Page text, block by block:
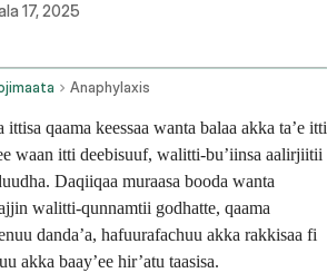
17, 2025
Anaphylaxis
qaama keessaa wanta balaa akka ta’e itti
waan itti deebisuuf, walitti-bu’iinsa aalirjiitii
Daqiiqaa muraasa booda wanta
walitti-qunnamtii godhatte, qaama
danda’a, hafuurafachuu akka rakkisaa fi
akka baay’ee hir’atu taasisa.